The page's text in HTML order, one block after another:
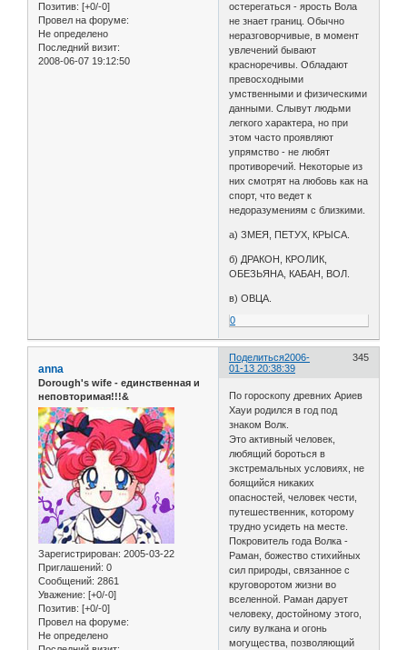
Позитив: [+0/-0]
Провел на форуме:
Не определено
Последний визит:
2008-06-07 19:12:50
остерегаться - ярость Вола
не знает границ. Обычно
неразговорчивые, в момент
увлечений бывают
красноречивы. Обладают
превосходными
умственными и физическими
данными. Слывут людьми
легкого характера, но при
этом часто проявляют
упрямство - не любят
противоречий. Некоторые из
них смотрят на любовь как на
спорт, что ведет к
недоразумениям с близкими.
а) ЗМЕЯ, ПЕТУХ, КРЫСА.
б) ДРАКОН, КРОЛИК,
ОБЕЗЬЯНА, КАБАН, ВОЛ.
в) ОВЦА.
0
Поделиться 345
2006-
01-13 20:38:39
anna
Dorough's wife - единственная и
неповторимая!!!&
Зарегистрирован: 2005-03-22
Приглашений: 0
Сообщений: 2861
Уважение: [+0/-0]
Позитив: [+0/-0]
Провел на форуме:
Не определено
По гороскопу древних Ариев
Хауи родился в год под
знаком Волк.
Это активный человек,
любящий бороться в
экстремальных условиях, не
боящийся никаких
опасностей, человек чести,
путешественник, которому
трудно усидеть на месте.
Покровитель года Волка -
Раман, божество стихийных
сил природы, связанное с
круговоротом жизни во
вселенной. Раман дарует
человеку, достойному этого,
силу вулкана и огонь
могущества, позволяющий